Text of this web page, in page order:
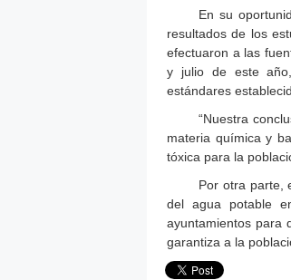
En su
resultados de los
efectuaron a las
y julio de este
estándares
“Nuestra
materia química y
tóxica para la
Por otra parte,
del agua potable
ayuntamientos para
garantiza a la